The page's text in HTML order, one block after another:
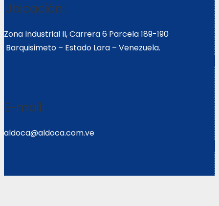
Ubicación:
Zona Industrial II, Carrera 6 Parcela 189-190
Barquisimeto – Estado Lara – Venezuela.
E-mail:
aldoca@aldoca.com.ve